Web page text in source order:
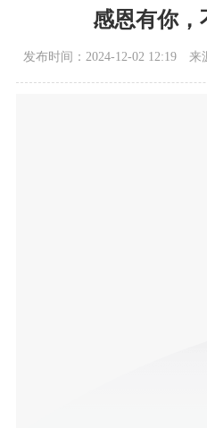
感恩有你，
发布时间：2024-12-02 12:19 来